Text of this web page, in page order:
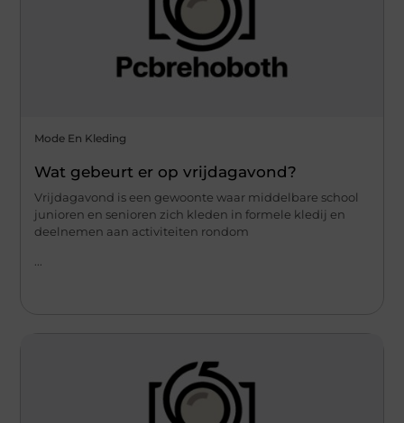
Mode En Kleding
Wat gebeurt er op vrijdagavond?
Vrijdagavond is een gewoonte waar middelbare school
junioren en senioren zich kleden in formele kledij en
deelnemen aan activiteiten rondom
...